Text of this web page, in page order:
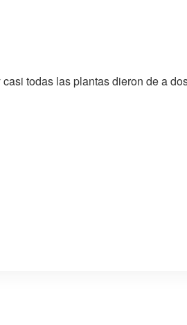
todas las plantas dieron de a